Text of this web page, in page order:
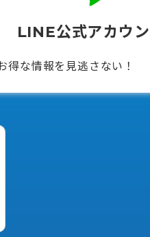
LINE公式アカウ
得な情報を見逃さない！